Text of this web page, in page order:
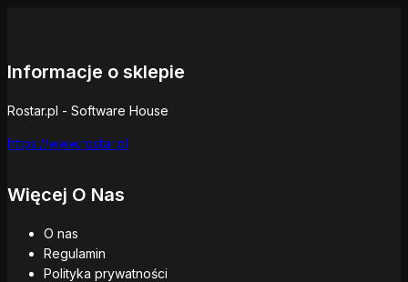
Informacje o sklepie
Rostar.pl - Software House
https://www.rostar.pl
Więcej O Nas
O nas
Regulamin
Polityka prywatności